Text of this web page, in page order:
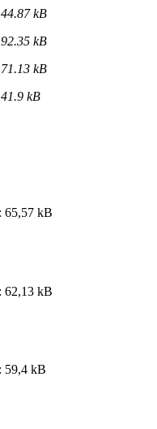
kB
kB
kB
kB
65,57 kB
62,13 kB
59,4 kB